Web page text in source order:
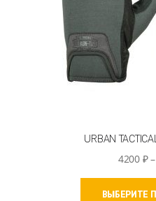
URBAN
4200 ₽–
ВЫБЕРИТЕ